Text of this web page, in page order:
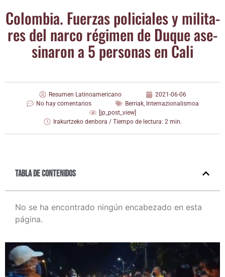
Colom­bia. Fuer­zas poli­cia­les y mili­ta­
res del nar­co régi­men de Duque ase­
si­na­ron a 5 per­so­nas en Cali
Resumen Latinoamericano
2021-06-06
No hay comentarios
Berriak, Internazionalismoa
[jp_post_view]
Irakurtzeko denbora / Tiempo de lectura: 2 min.
Tabla de contenidos
No se ha encontrado ningún encabezado en esta
página.